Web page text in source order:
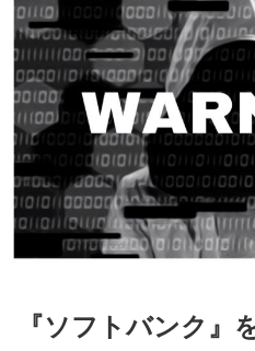
『ソフトバンク』